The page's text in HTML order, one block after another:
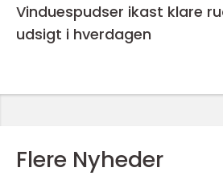
Vinduespudser ikast klare ruder og bedre
udsigt i hverdagen
Flere Nyheder